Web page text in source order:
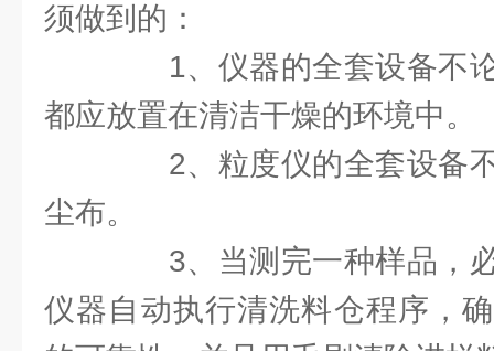
须做到的：
1、仪器的全套设备不论
都应放置在清洁干燥的环境中。
2、粒度仪的全套设备不
尘布。
3、当测完一种样品，必
仪器自动执行清洗料仓程序，